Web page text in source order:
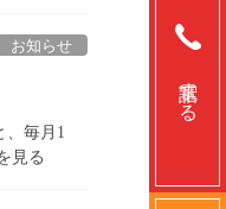
お知らせ
毎月1
見る
電話する